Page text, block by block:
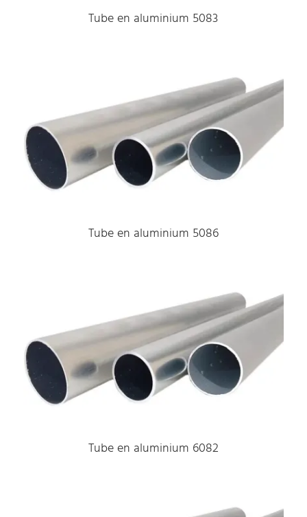
Tube en aluminium 5083
Tube en aluminium 5086
Tube en aluminium 6082